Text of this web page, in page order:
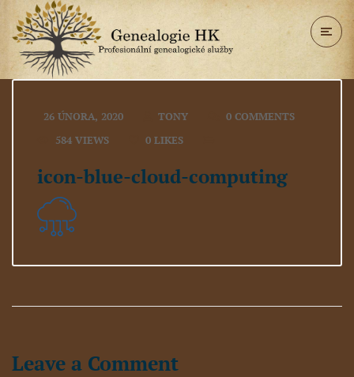
26 ÚNORA, 2020 TONY
0 COMMENTS
584 VIEWS
0 LIKES
icon-blue-cloud-computing
Leave a Comment